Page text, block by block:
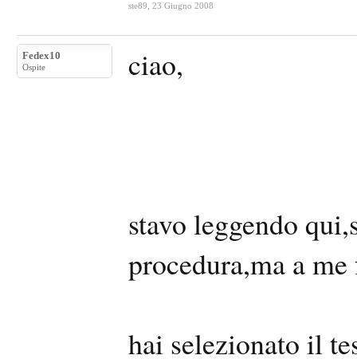
ste89 23 Giugno 2008
Fedex10
Ospite ciao,
stavo leggendo
procedura,ma a
hai selezionato il